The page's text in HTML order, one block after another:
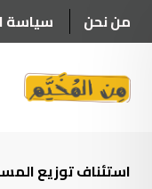
to
من نحن سياسة
استئناف توزيع